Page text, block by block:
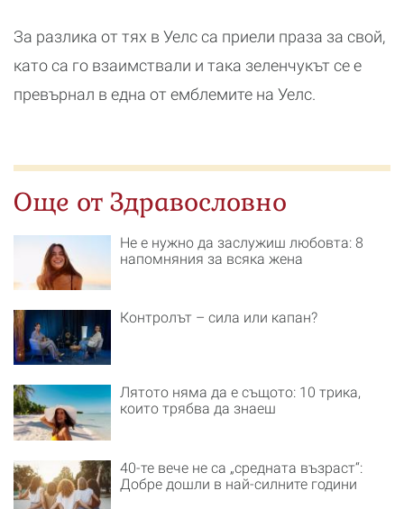
За разлика от тях в Уелс са приели праза за свой,
като са го взаимствали и така зеленчукът се е
превърнал в една от емблемите на Уелс.
Още от Здравословно
Не е нужно да заслужиш любовта: 8
напомняния за всяка жена
Контролът – сила или капан?
Лятото няма да е същото: 10 трика,
които трябва да знаеш
40-те вече не са „средната възраст“:
Добре дошли в най-силните години